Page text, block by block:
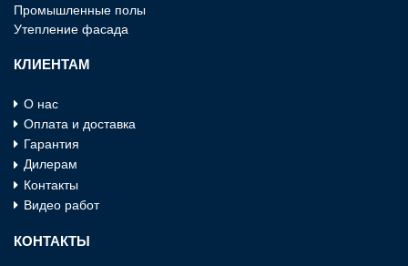
Промышленные полы
Утепление фасада
КЛИЕНТАМ
О нас
Оплата и доставка
Гарантия
Дилерам
Контакты
Видео работ
КОНТАКТЫ